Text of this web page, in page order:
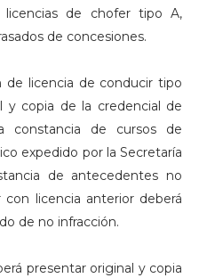
de chofer tipo A,
de concesiones.
de licencia de conducir tipo
y copia de la credencial de
constancia de cursos de
expedido por la Secretaría
de antecedentes no
licencia anterior deberá
de no infracción.
presentar original y copia